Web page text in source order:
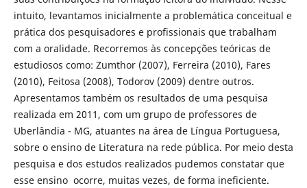
intuito, levantamos inicialmente a problemática conceitual e
prática dos pesquisadores e profissionais que trabalham
com a oralidade. Recorremos às concepções teóricas de
estudiosos como: Zumthor (2007), Ferreira (2010), Fares
(2010), Feitosa (2008), Todorov (2009) dentre outros.
Apresentamos também os resultados de uma pesquisa
realizada em 2011, com um grupo de professores de
Uberlândia - MG, atuantes na área de Língua Portuguesa,
sobre o ensino de Literatura na rede pública. Por meio desta
pesquisa e dos estudos realizados pudemos constatar que
esse ensino ocorre, muitas vezes, de forma ineficiente.